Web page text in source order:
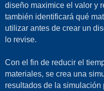
diseño maximice el valor y
también identificará qué
utilizar antes de crear un
lo revise.
Con el fin de reducir el
materiales, se crea una
resultados de la